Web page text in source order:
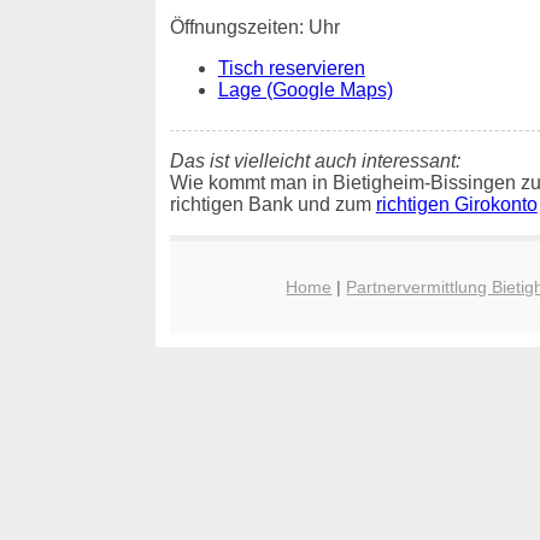
Öffnungszeiten: Uhr
Tisch reservieren
Lage (Google Maps)
Das ist vielleicht auch interessant:
Wie kommt man in Bietigheim-Bissingen
richtigen Bank und zum richtigen Girokonto
Home | Partnervermittlung